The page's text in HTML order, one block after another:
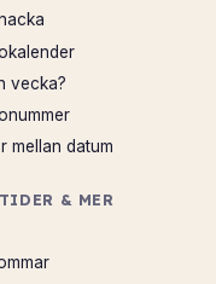
vecka?
mellan datum
& MER